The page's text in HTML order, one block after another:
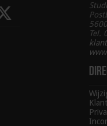
Tel.